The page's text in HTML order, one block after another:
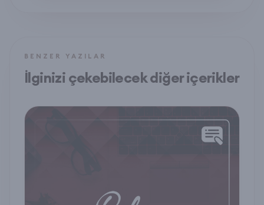
BENZER YAZILAR
İlginizi çekebilecek diğer içerikler